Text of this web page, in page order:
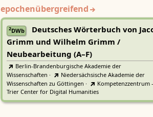
epochenübergreifend
2DWb
Deutsches Wörterbuch von
Grimm und Wilhelm Grimm /
Neubearbeitung (A–F)
Berlin-Brandenburgische Akademie der
Wissenschaften ·
Niedersächsische Akademie der
Wissenschaften zu Göttingen ·
Kompetenzzentrum -
Trier Center for Digital Humanities